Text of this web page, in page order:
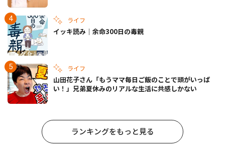
ライフ
イッキ読み｜余命300日の毒親
ライフ
山田花子さん「もうママ毎日ご飯のことで頭がいっぱ
い！」兄弟夏休みのリアルな生活に共感しかない
ランキングをもっと見る